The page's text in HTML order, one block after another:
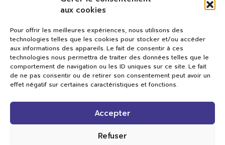
aux cookies
Pour offrir les meilleures expériences, nous utilisons des
technologies telles que les cookies pour stocker et/ou accéder
aux informations des appareils. Le fait de consentir à ces
technologies nous permettra de traiter des données telles que le
comportement de navigation ou les ID uniques sur ce site. Le fait
de ne pas consentir ou de retirer son consentement peut avoir un
effet négatif sur certaines caractéristiques et fonctions.
Accepter
Refuser
Val TV
Centre de Compétences Médias
Rue du Pont-Neuf 24